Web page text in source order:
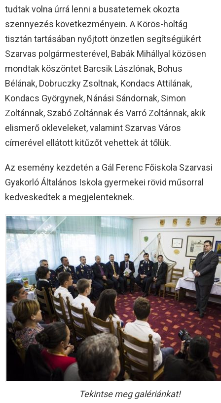
tudtak volna úrrá lenni a busatetemek okozta
szennyezés következményein. A Körös-holtág
tisztán tartásában nyőjtott önzetlen segítségükért
Szarvas polgármesterével, Babák Mihállyal közösen
mondtak köszöntet Barcsik Lászlónak, Bohus
Bélának, Dobruczky Zsoltnak, Kondacs Attilának,
Kondacs Györgynek, Nánási Sándornak, Simon
Zoltánnak, Szabó Zoltánnak és Varró Zoltánnak, akik
elismerő okleveleket, valamint Szarvas Város
címerével ellátott kitűzőt vehettek át tőlük.
Az esemény kezdetén a Gál Ferenc Főiskola Szarvasi
Gyakorló Általános Iskola gyermekei rövid műsorral
kedveskedtek a megjelenteknek.
Tekintse meg galériánkat!